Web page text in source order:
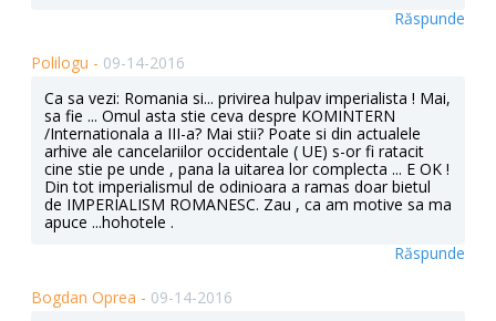
Răspunde
Polilogu - 09-14-2016
Ca sa vezi: Romania si... privirea hulpav imperialista ! Mai,
sa fie ... Omul asta stie ceva despre KOMINTERN
/Internationala a III-a? Mai stii? Poate si din actualele
arhive ale cancelariilor occidentale ( UE) s-or fi ratacit
cine stie pe unde , pana la uitarea lor complecta ... E OK !
Din tot imperialismul de odinioara a ramas doar bietul
de IMPERIALISM ROMANESC. Zau , ca am motive sa ma
apuce ...hohotele .
Răspunde
Bogdan Oprea - 09-14-2016